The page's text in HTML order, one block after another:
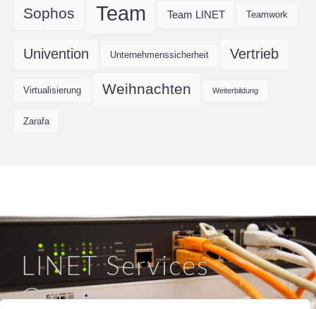
Sophos Team Team LINET Teamwork
Univention Unternehmenssicherheit Vertrieb
Virtualisierung Weihnachten Weiterbildung
Zarafa
LINET Services
GmbH